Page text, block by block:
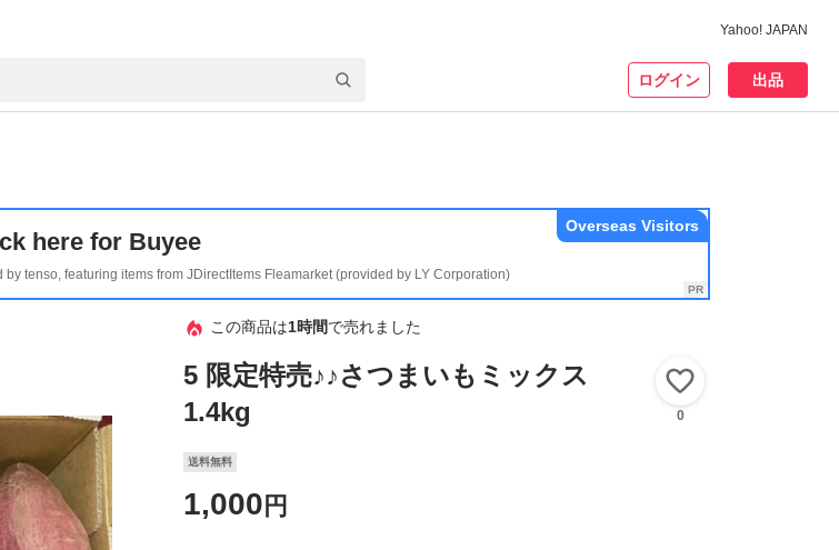
Yahoo! JAPAN
ログイン 出品
here for Buyee
tenso, featuring items from JDirectItems Fleamarket (provided by LY Corporation)
Overseas Visitors
この商品は1時間で売れました
5 限定特売♪♪さつまいもミックス
1.4kg
0
送料無料
1,000 円